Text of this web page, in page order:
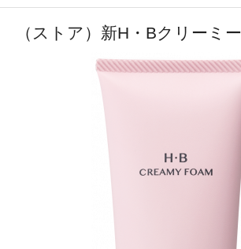
（ストア）新H・Bクリーミ